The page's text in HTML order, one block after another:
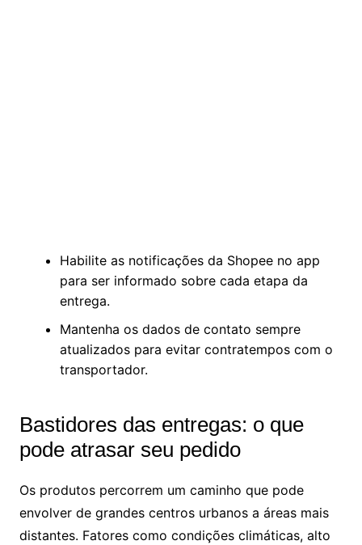
Habilite as notificações da Shopee no app
para ser informado sobre cada etapa da
entrega.
Mantenha os dados de contato sempre
atualizados para evitar contratempos com o
transportador.
Bastidores das entregas: o que
pode atrasar seu pedido
Os produtos percorrem um caminho que pode
envolver de grandes centros urbanos a áreas mais
distantes. Fatores como condições climáticas, alto